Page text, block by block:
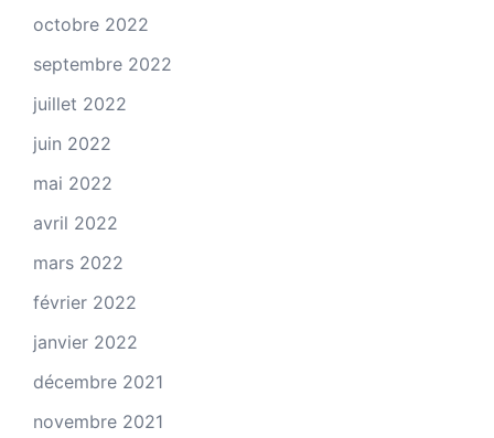
octobre 2022
septembre 2022
juillet 2022
juin 2022
mai 2022
avril 2022
mars 2022
février 2022
janvier 2022
décembre 2021
novembre 2021